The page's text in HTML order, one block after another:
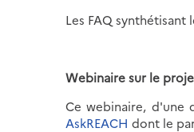
Les FAQ
Webinaire sur le
Ce webinaire, d'une
AskREACH dont le